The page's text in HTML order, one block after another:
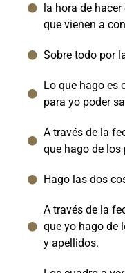
la hora de
que vienen a
Sobre todo por
Lo que hago es
para yo poder
A través de la
que hago de los
Hago las dos
A través de la
que yo hago de
y apellidos.